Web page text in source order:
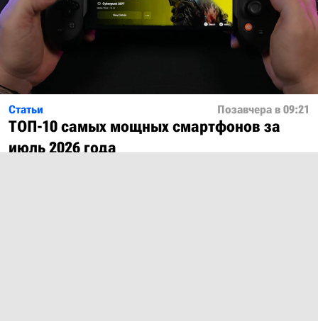
Статьи Позавчера в 09:21
ТОП-10 самых мощных смартфонов за
июль 2026 года